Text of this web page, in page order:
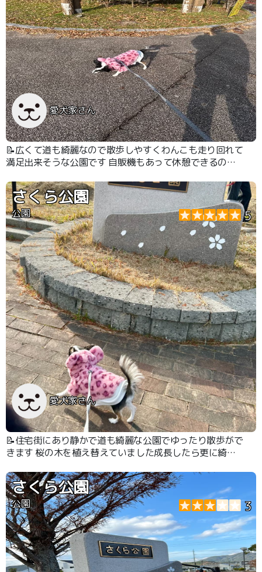
愛犬家さん
📝広くて道も綺麗なので散歩しやすくわんこも走り回れて
満足出来そうな公園です 自販機もあって休憩できるのが
さくら公園
公園 5
愛犬家さん
📝住宅街にあり静かで道も綺麗な公園でゆったり散歩がで
きます 桜の木を植え替えていました成長したら更に綺麗
さくら公園
公園 3